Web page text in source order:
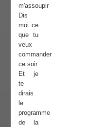
m'assoupir
Dis
moi ce
que tu
veux
commander
ce soir
Et je
te
dirais
le
programme
de la